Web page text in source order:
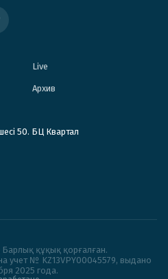
Live
Архив
50. БЦ Квартал
құқық қорғалған.
учет № KZ13VPY00045579, выдано
2025 года.